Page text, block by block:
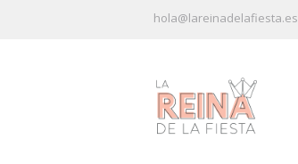
hola@lareinadelafiesta.es